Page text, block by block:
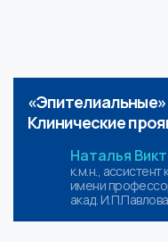
Клинические
Наталья
к.м.н.,
имени
акад. И.П.Павлова